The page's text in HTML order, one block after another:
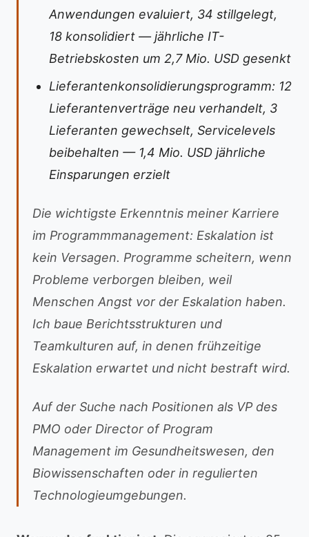
Anwendungen evaluiert, 34 stillgelegt,
18 konsolidiert — jährliche IT-
Betriebskosten um 2,7 Mio. USD gesenkt
Lieferantenkonsolidierungsprogramm: 12
Lieferantenverträge neu verhandelt, 3
Lieferanten gewechselt, Servicelevels
beibehalten — 1,4 Mio. USD jährliche
Einsparungen erzielt
Die wichtigste Erkenntnis meiner Karriere
im Programmmanagement: Eskalation ist
kein Versagen. Programme scheitern, wenn
Probleme verborgen bleiben, weil
Menschen Angst vor der Eskalation haben.
Ich baue Berichtsstrukturen und
Teamkulturen auf, in denen frühzeitige
Eskalation erwartet und nicht bestraft wird.
Auf der Suche nach Positionen als VP des
PMO oder Director of Program
Management im Gesundheitswesen, den
Biowissenschaften oder in regulierten
Technologieumgebungen.